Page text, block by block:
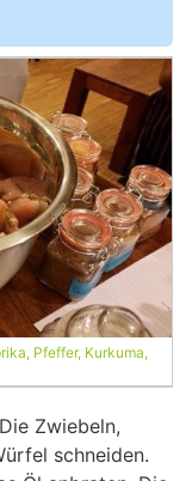
Pfeffer, Kurkuma,
Zwiebeln,
schneiden.